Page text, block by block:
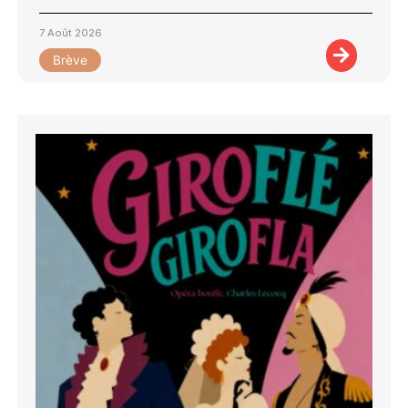
7 Août 2026
Brève